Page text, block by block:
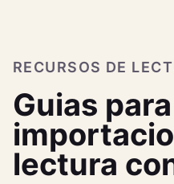
RECURSOS DE
Guias
lectura